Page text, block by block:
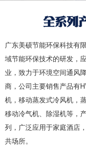
全系列
广东美硕节能环保科技有
域节能环保技术的研发，
业，致力于环境空间通风
商，公司主要销售产品有
机，移动蒸发式冷风机，
移动冷气机、除湿机等，
列，广泛应用于家庭酒店
共场所。